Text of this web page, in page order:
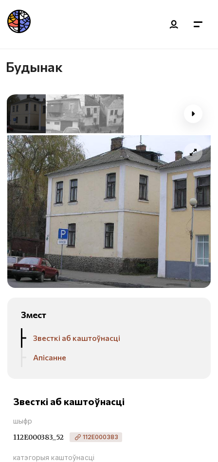
Будынак
Змест
Звесткі аб каштоўнасці
Апісанне
Звесткі аб каштоўнасці
шыфр
112Е000383_52 112Е000383
катэгорыя каштоўнасці